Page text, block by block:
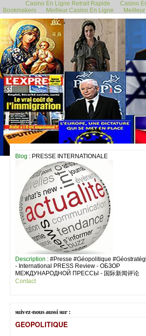
Casino En Ligne Retrait Rapide Casino
Bookmakers
Meilleur Casino En Ligne
Blog : PRESSE INTERNATIONALE
Description : #Presse #Géopolitique
- International PRESS Review - ОБЗОР
МЕЖДУНАРОДНОЙ ПРЕССЫ - 国际新闻评论
Contact
suivez-nous aussi sur :
GEOPOLITIQUE